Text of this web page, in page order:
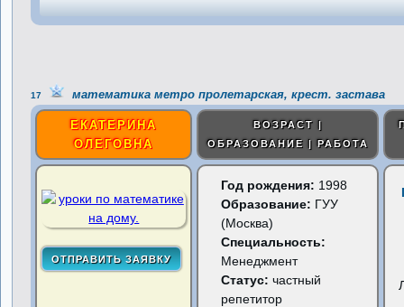
17 математика метро пролетарская, крест. застава
ЕКАТЕРИНА
ОЛЕГОВНА
ВОЗРАСТ |
ОБРАЗОВАНИЕ | РАБОТА
Год рождения: 1998
Образование: ГУУ
(Москва)
Специальность:
Менеджмент
Статус:частный
репетитор